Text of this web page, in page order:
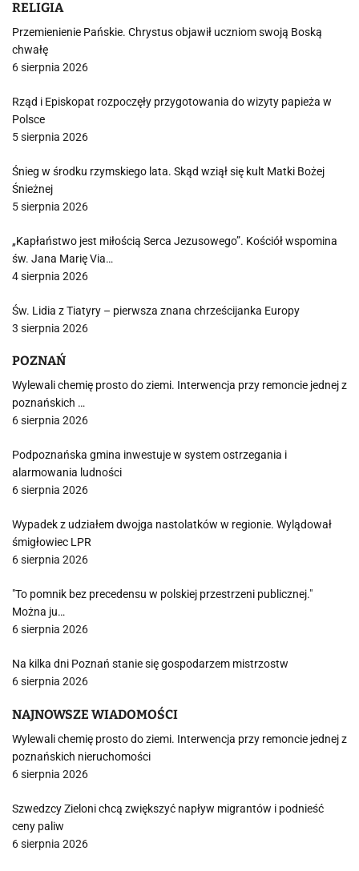
RELIGIA
Przemienienie Pańskie. Chrystus objawił uczniom swoją Boską
chwałę
6 sierpnia 2026
Rząd i Episkopat rozpoczęły przygotowania do wizyty papieża w
Polsce
5 sierpnia 2026
Śnieg w środku rzymskiego lata. Skąd wziął się kult Matki Bożej
Śnieżnej
5 sierpnia 2026
„Kapłaństwo jest miłością Serca Jezusowego”. Kościół wspomina
św. Jana Marię Via…
4 sierpnia 2026
Św. Lidia z Tiatyry – pierwsza znana chrześcijanka Europy
3 sierpnia 2026
POZNAŃ
Wylewali chemię prosto do ziemi. Interwencja przy remoncie jednej z
poznańskich …
6 sierpnia 2026
Podpoznańska gmina inwestuje w system ostrzegania i
alarmowania ludności
6 sierpnia 2026
Wypadek z udziałem dwojga nastolatków w regionie. Wylądował
śmigłowiec LPR
6 sierpnia 2026
"To pomnik bez precedensu w polskiej przestrzeni publicznej."
Można ju…
6 sierpnia 2026
Na kilka dni Poznań stanie się gospodarzem mistrzostw
6 sierpnia 2026
NAJNOWSZE WIADOMOŚCI
Wylewali chemię prosto do ziemi. Interwencja przy remoncie jednej z
poznańskich nieruchomości
6 sierpnia 2026
Szwedzcy Zieloni chcą zwiększyć napływ migrantów i podnieść
ceny paliw
6 sierpnia 2026